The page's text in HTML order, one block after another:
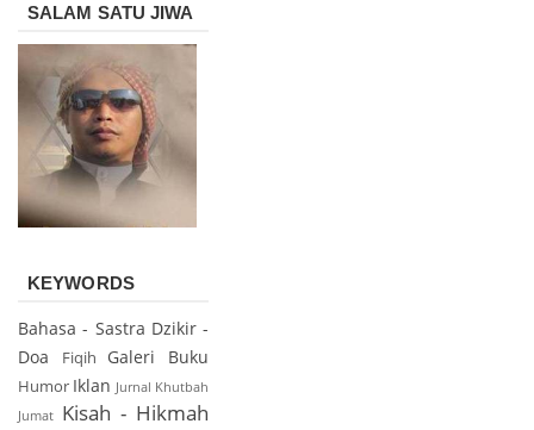
SALAM SATU JIWA
KEYWORDS
Bahasa - Sastra Dzikir -
Doa
Fiqih Galeri Buku
Humor Iklan Jurnal Khutbah
Jumat Kisah - Hikmah